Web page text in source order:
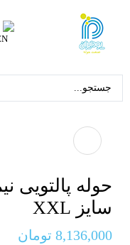
حوله
سایز XXL
8,136,000 تومان